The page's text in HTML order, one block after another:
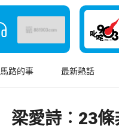
馬路的事 最新熱話
梁愛詩︰23